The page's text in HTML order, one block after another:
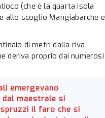
(che è la quarta isola
allo scoglio Mangiabarche e
di metri dalla riva
deriva proprio dai numerosi
emergevano
dal maestrale si
il faro che si